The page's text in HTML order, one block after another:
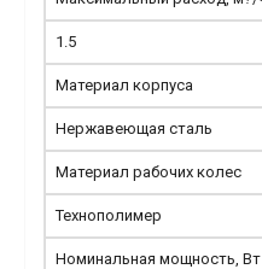
1.5
Материал корпуса
Нержавеющая сталь
Материал рабочих колес
Технополимер
Номинальная мощность, Вт